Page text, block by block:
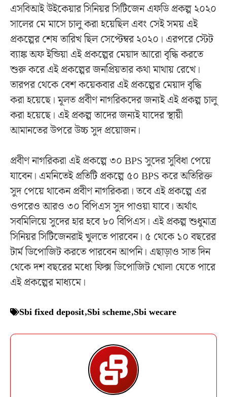
এসবিআই উইকেয়ার সিনিয়র সিটিজেন এফডি প্রকল্প ২০২০
সালের মে মাসে চালু করা হয়েছিল এবং সেই সময় এই
প্রকল্পের শেষ তারিখ ছিল সেপ্টেম্বর ২০২০। এরপরে স্টেট
ব্যাঙ্ক অফ ইন্ডিয়া এই প্রকল্পের মেয়াদ আরো বৃদ্ধি করতে
শুরু করে এই প্রকল্পের জনপ্রিয়তার কথা মাথায় রেখে।
তারপর থেকে বেশ কয়েকবার এই প্রকল্পের মেয়াদ বৃদ্ধি
করা হয়েছে। মূলত প্রবীণ নাগরিকদের জন্যই এই প্রকল্প চালু
করা হয়েছে। এই প্রকল্প তাদের জন্যই যাদের স্থায়ী
আমানতের উপরে উচ্চ সুদ প্রয়োজন।
প্রবীণ নাগরিকরা এই প্রকল্পে ৩০ BPS সুদের সুবিধা পেয়ে
যাবেন। এমনিতেই প্রতিটি প্রকল্পে ৫০ BPS করে অতিরিক্ত
সুদ পেয়ে থাকেন প্রবীণ নাগরিকরা। তবে এই প্রকল্পে এর
ওপরেও আরও ৩০ বিপিএস সুদ পাওয়া যাবে। অর্থাৎ
সবমিলিয়ে সুদের হার হবে ৮০ বিপিএস। এই প্রকল্প শুধুমাত্র
সিনিয়র সিটিজেনরাই খুলতে পারবেন। ৫ থেকে ১০ বছরের
টার্ম ডিপোজিট করতে পারবেন আপনি। এছাড়াও সাত দিন
থেকে দশ বছরের মধ্যে ফিক্স ডিপোজিট খোলা যেতে পারে
এই প্রকল্পের মাধ্যমে।
Sbi fixed deposit,Sbi scheme,Sbi wecare